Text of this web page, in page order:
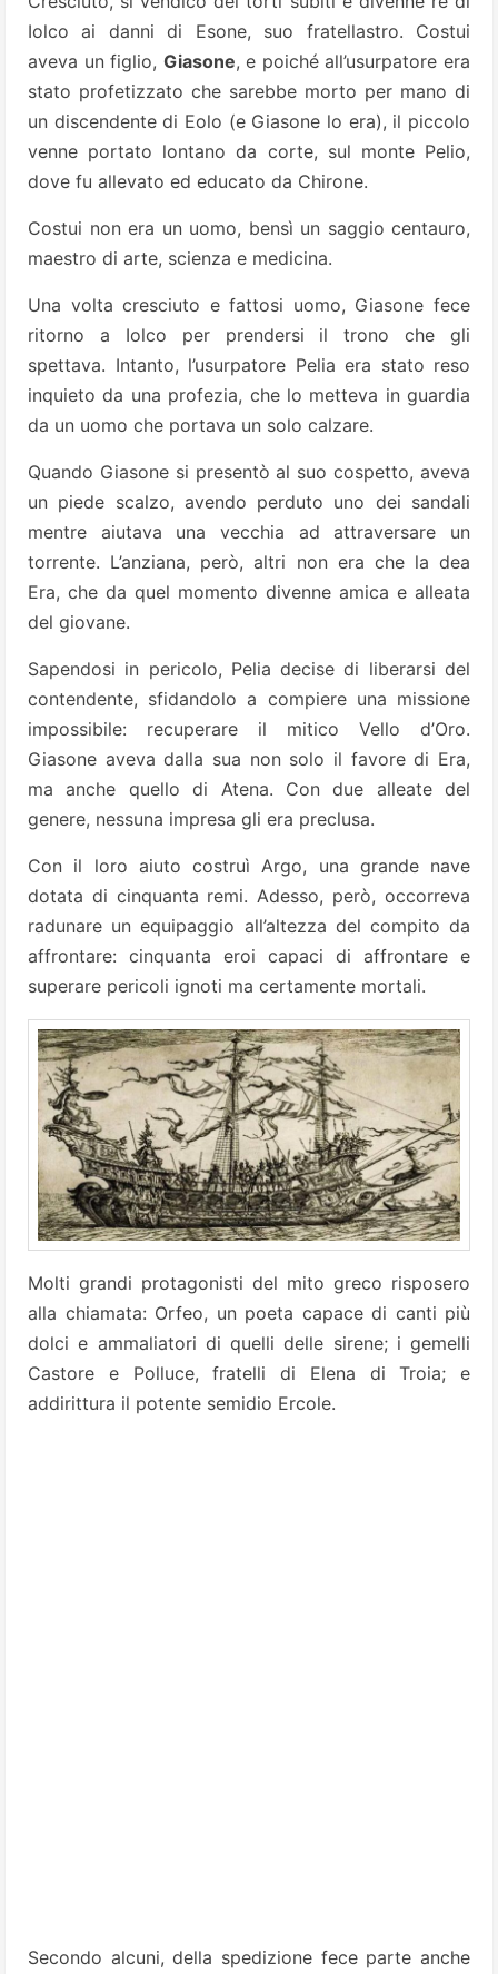
Iolco ai danni di Esone, suo fratellastro. Costui
aveva un figlio, Giasone, e poiché all’usurpatore era
stato profetizzato che sarebbe morto per mano di
un discendente di Eolo (e Giasone lo era), il piccolo
venne portato lontano da corte, sul monte Pelio,
dove fu allevato ed educato da Chirone.
Costui non era un uomo, bensì un saggio centauro,
maestro di arte, scienza e medicina.
Una volta cresciuto e fattosi uomo, Giasone fece
ritorno a Iolco per prendersi il trono che gli
spettava. Intanto, l’usurpatore Pelia era stato reso
inquieto da una profezia, che lo metteva in guardia
da un uomo che portava un solo calzare.
Quando Giasone si presentò al suo cospetto, aveva
un piede scalzo, avendo perduto uno dei sandali
mentre aiutava una vecchia ad attraversare un
torrente. L’anziana, però, altri non era che la dea
Era, che da quel momento divenne amica e alleata
del giovane.
Sapendosi in pericolo, Pelia decise di liberarsi del
contendente, sfidandolo a compiere una missione
impossibile: recuperare il mitico Vello d’Oro.
Giasone aveva dalla sua non solo il favore di Era,
ma anche quello di Atena. Con due alleate del
genere, nessuna impresa gli era preclusa.
Con il loro aiuto costruì Argo, una grande nave
dotata di cinquanta remi. Adesso, però, occorreva
radunare un equipaggio all’altezza del compito da
affrontare: cinquanta eroi capaci di affrontare e
superare pericoli ignoti ma certamente mortali.
Molti grandi protagonisti del mito greco risposero
alla chiamata: Orfeo, un poeta capace di canti più
dolci e ammaliatori di quelli delle sirene; i gemelli
Castore e Polluce, fratelli di Elena di Troia; e
addirittura il potente semidio Ercole.
Secondo alcuni, della spedizione fece parte anche